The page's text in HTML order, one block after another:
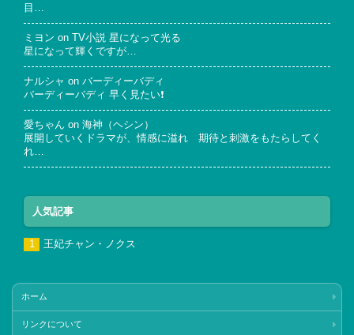
目…
ミヨン on
TV小説 星になって光る
星になって輝くですが…
ナルシャ on バーディーバディ
バーディーバディ 早く見たい❗
愛ちゃん on 海神（ヘシン）
展開していくドラマが、情感に溢れ 期待と刺激をもたらしてく
れ…
人気記事
王妃チャン・ノクス
ホーム
リンクについて